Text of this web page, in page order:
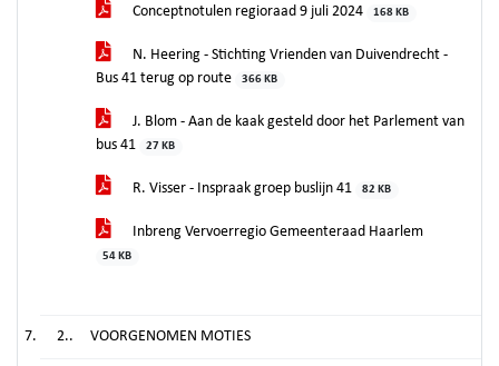
Conceptnotulen regioraad 9 juli 2024
168 KB
N. Heering - Stichting Vrienden van Duivendrecht -
Bus 41 terug op route
366 KB
J. Blom - Aan de kaak gesteld door het Parlement van
bus 41
27 KB
R. Visser - Inspraak groep buslijn 41 82 KB
Inbreng Vervoerregio Gemeenteraad Haarlem
54 KB
2.. VOORGENOMEN MOTIES